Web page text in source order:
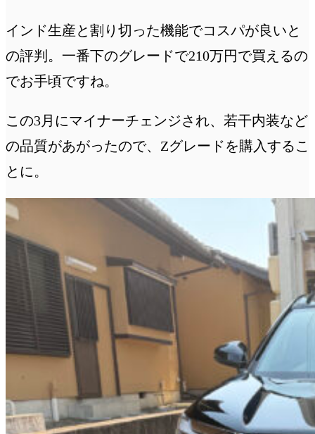
インド生産と割り切った機能でコスパが良いと
の評判。一番下のグレードで210万円で買えるの
でお手頃ですね。
この3月にマイナーチェンジされ、若干内装など
の品質があがったので、Zグレードを購入するこ
とに。